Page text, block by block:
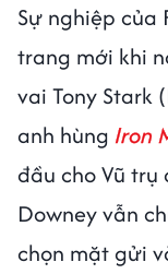
Sự nghiệp của
trang mới khi
vai Tony Stark
anh hùng Iron
đầu cho Vũ trụ
Downey vẫn
chọn mặt gửi